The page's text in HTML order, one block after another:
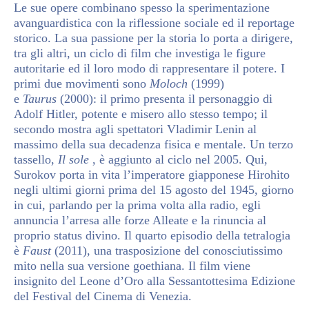
Le sue opere combinano spesso la sperimentazione
avanguardistica con la riflessione sociale ed il reportage
storico. La sua passione per la storia lo porta a dirigere,
tra gli altri, un ciclo di film che investiga le figure
autoritarie ed il loro modo di rappresentare il potere. I
primi due movimenti sono Moloch (1999)
e Taurus (2000): il primo presenta il personaggio di
Adolf Hitler, potente e misero allo stesso tempo; il
secondo mostra agli spettatori Vladimir Lenin al
massimo della sua decadenza fisica e mentale. Un terzo
tassello, Il sole , è aggiunto al ciclo nel 2005. Qui,
Surokov porta in vita l’imperatore giapponese Hirohito
negli ultimi giorni prima del 15 agosto del 1945, giorno
in cui, parlando per la prima volta alla radio, egli
annuncia l’arresa alle forze Alleate e la rinuncia al
proprio status divino. Il quarto episodio della tetralogia
è Faust (2011), una trasposizione del conosciutissimo
mito nella sua versione goethiana. Il film viene
insignito del Leone d’Oro alla Sessantottesima Edizione
del Festival del Cinema di Venezia.